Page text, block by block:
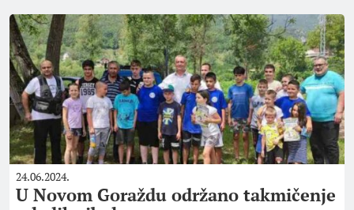
24.06.2024.
U Novom Goraždu održano takmičenje